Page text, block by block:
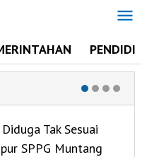
Tak Sesuai
SPPG Muntang